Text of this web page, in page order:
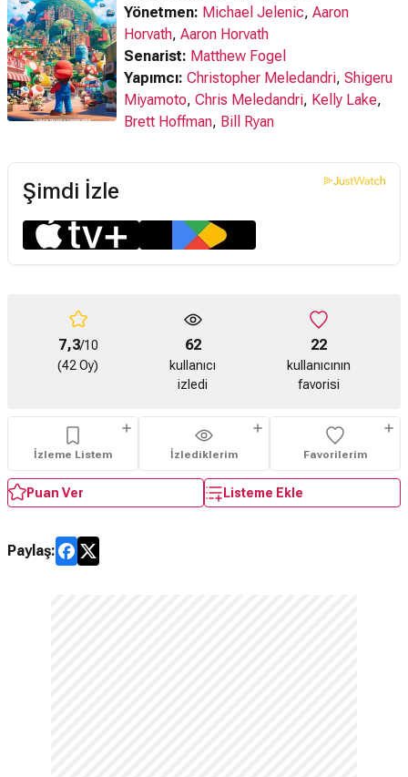
Yönetmen: Michael Jelenic, Aaron
Horvath, Aaron Horvath
Senarist: Matthew Fogel
Yapımcı: Christopher Meledandri, Shigeru
Miyamoto, Chris Meledandri, Kelly Lake,
Brett Hoffman, Bill Ryan
Şimdi İzle
7,3/10
(42 Oy)
62
kullanıcı
izledi
22
kullanıcının
favorisi
İzleme Listem İzlediklerim Favorilerim
Puan Ver Listeme Ekle
Paylaş: